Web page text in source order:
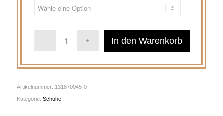
In den Warenkorb
Artikelnummer: 131870045-0
Kategorie: Schuhe